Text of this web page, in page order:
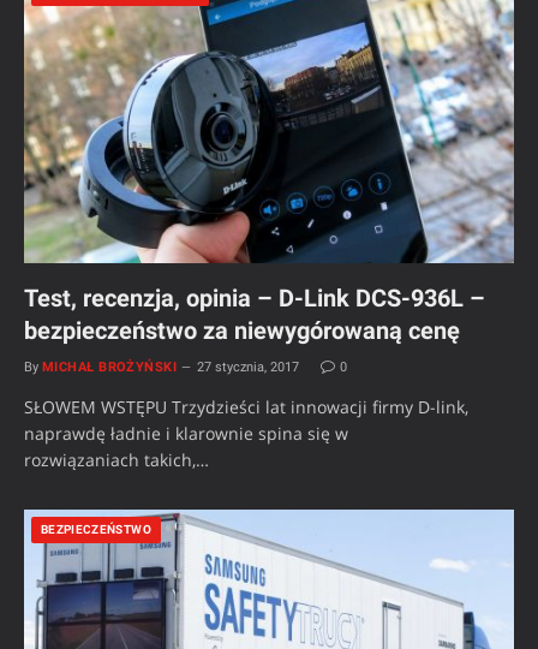
Test, recenzja, opinia – D-Link DCS-936L –
bezpieczeństwo za niewygórowaną cenę
By MICHAŁ BROŻYŃSKI 27 stycznia, 2017 0
SŁOWEM WSTĘPU Trzydzieści lat innowacji firmy D-link,
naprawdę ładnie i klarownie spina się w
rozwiązaniach takich,…
BEZPIECZEŃSTWO